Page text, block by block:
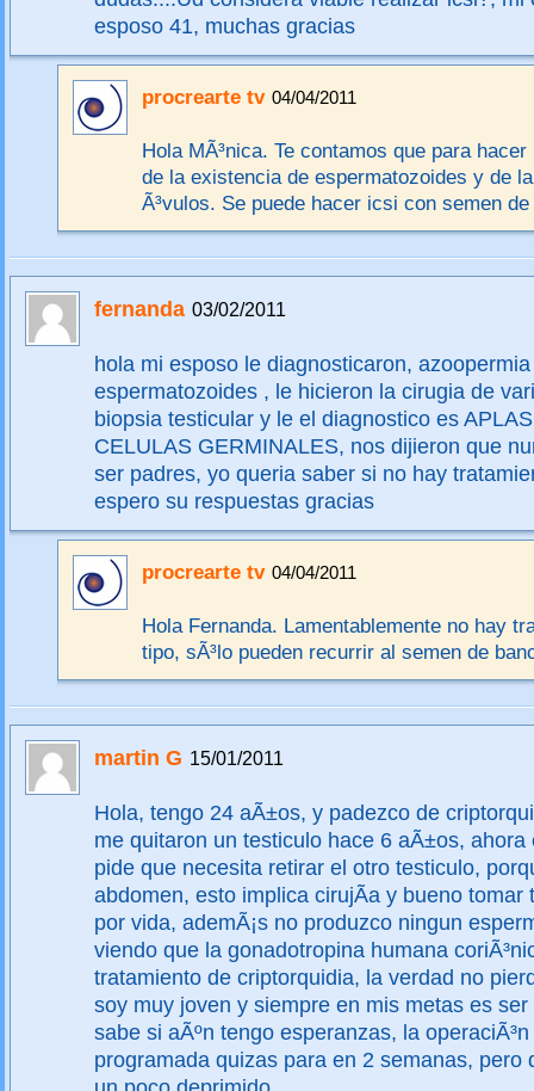
esposo 41, muchas gracias
procrearte tv 04/04/2011
Hola MÃ³nica. Te contamos que para
de la existencia de espermatozoides y de
Ã³vulos. Se puede hacer icsi con semen
fernanda 03/02/2011
hola mi esposo le diagnosticaron,
espermatozoides , le hicieron la cirugia de
biopsia testicular y le el diagnostico es
CELULAS GERMINALES, nos dijieron que
ser padres, yo queria saber si no hay
espero su respuestas gracias
procrearte tv 04/04/2011
Hola Fernanda. Lamentablemente no hay
tipo, sÃ³lo pueden recurrir al semen de
martin G 15/01/2011
Hola, tengo 24 aÃ±os, y padezco de
me quitaron un testiculo hace 6 aÃ±os, ahora
pide que necesita retirar el otro testiculo,
abdomen, esto implica cirujÃ­a y bueno tomar
por vida, ademÃ¡s no produzco ningun
viendo que la gonadotropina humana
tratamiento de criptorquidia, la verdad no
soy muy joven y siempre en mis metas es
sabe si aÃºn tengo esperanzas, la operaciÃ³n
programada quizas para en 2 semanas, pero